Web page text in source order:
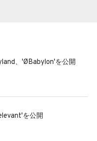
、'ØBabylon'を公開
を公開